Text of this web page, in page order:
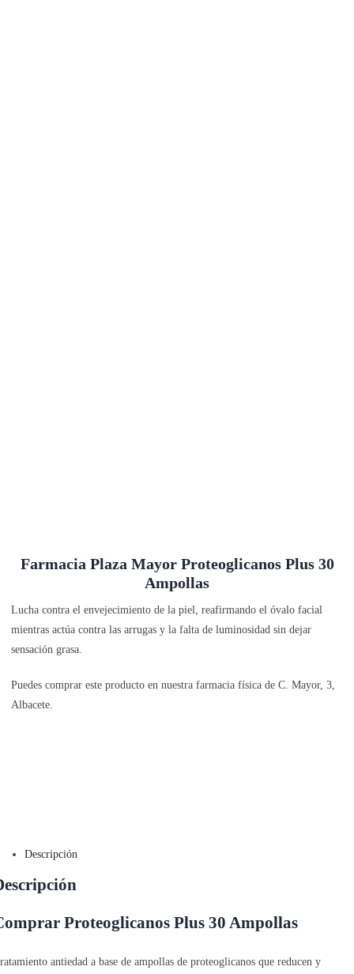
Farmacia Plaza Mayor Proteoglicanos Plus 30
Ampollas
Lucha contra el envejecimiento de la piel, reafirmando el óvalo facial
mientras actúa contra las arrugas y la falta de luminosidad sin dejar
sensación grasa.
Puedes comprar este producto en nuestra farmacia física de C. Mayor, 3,
Albacete.
Descripción
Proteoglicanos Plus 30 Ampollas
antiedad a base de ampollas de proteoglicanos que reducen y